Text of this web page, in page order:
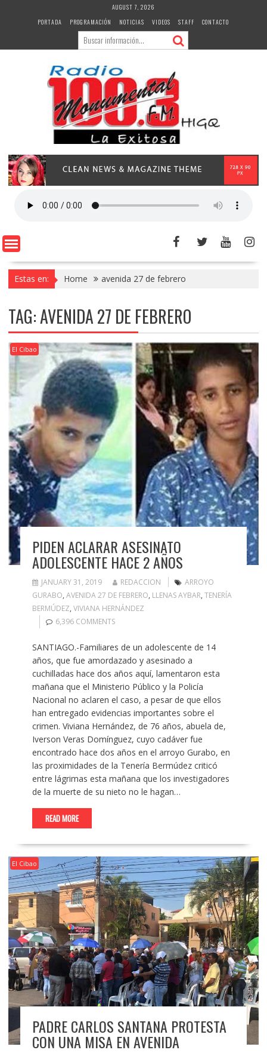
AUGUST 7, 2026
PORTADA
PROGRAMACIÓN NOTICIAS VIDEOS STAFF CONTACTO
Estas en: Home avenida 27 de febrero
TAG:AVENIDA 27 DE FEBRERO
El Cibao
PIDEN ACLARAR ASESINATO
ADOLESCENTE HACE 2 AÑOS
JANUARY 31, 2019 REDACCION
ARROYO
GURABO, AVENIDA 27 DE FEBRERO, LLENAS AYBAR, TENERÍA
BERMÚDEZ, VIVIANA HERNÁNDEZ
6,396 COMMENTS
SANTIAGO.-Familiares de un adolescente de 14
años, que fue amordazado y asesinado a
cuchilladas hace dos años aquí, lamentaron esta
mañana que el Ministerio Público y la Policía
Nacional no aclaren el caso, a pesar de que ellos
han entregado evidencias importantes sobre el
crimen. Viviana Hernández, de 76 años, abuela de,
Iverson Veras Domínguez, cuyo cadáver fue
encontrado hace dos años en el arroyo Gurabo, en
las proximidades de la Tenería Bermúdez criticó
entre lágrimas esta mañana que los investigadores
de la muerte de su nieto no le hagan…
READ MORE
El Cibao
PADRE CARLOS SANTANA PROTESTA
CON UNA MISA EN AVENIDA